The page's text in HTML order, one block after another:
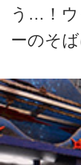
う…！ウ
ーのそ